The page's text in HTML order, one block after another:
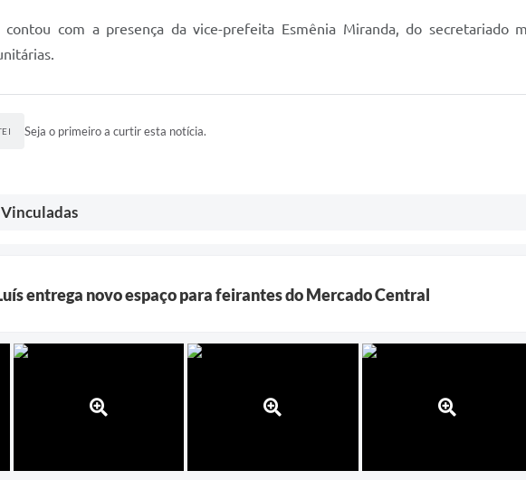
com a presença da vice-prefeita Esmênia Miranda, do secretariado
Seja o primeiro a curtir esta notícia.
entrega novo espaço para feirantes do Mercado Central